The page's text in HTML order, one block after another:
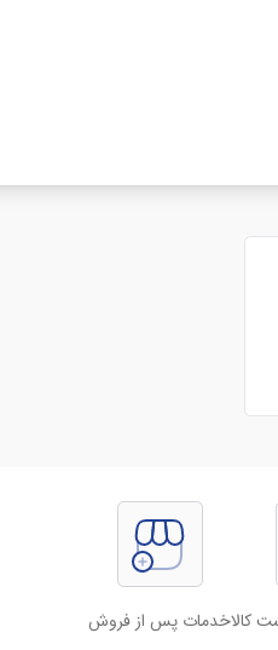
خدمات پس از فروش